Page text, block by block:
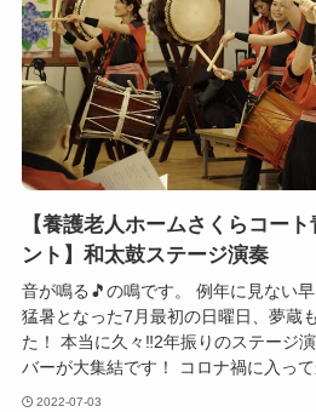
【養護老人ホームさくらコー
ント】和太鼓ステージ演奏
音が鳴る🎵の鳴です。 例年に見ない
猛暑となった7月最初の日曜日、夢蔵
た！ 本当に久々‼2年振りのステージ
バーが大集結です！ コロナ禍に入っ
2022-07-03